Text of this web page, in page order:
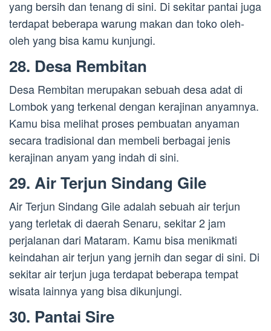
yang bersih dan tenang di sini. Di sekitar pantai juga
terdapat beberapa warung makan dan toko oleh-
oleh yang bisa kamu kunjungi.
28. Desa Rembitan
Desa Rembitan merupakan sebuah desa adat di
Lombok yang terkenal dengan kerajinan anyamnya.
Kamu bisa melihat proses pembuatan anyaman
secara tradisional dan membeli berbagai jenis
kerajinan anyam yang indah di sini.
29. Air Terjun Sindang Gile
Air Terjun Sindang Gile adalah sebuah air terjun
yang terletak di daerah Senaru, sekitar 2 jam
perjalanan dari Mataram. Kamu bisa menikmati
keindahan air terjun yang jernih dan segar di sini. Di
sekitar air terjun juga terdapat beberapa tempat
wisata lainnya yang bisa dikunjungi.
30. Pantai Sire